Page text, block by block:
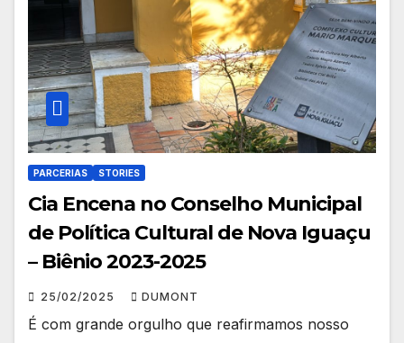
PARCERIAS STORIES
Cia Encena no Conselho Municipal
de Política Cultural de Nova Iguaçu
– Biênio 2023-2025
25/02/2025 DUMONT
É com grande orgulho que reafirmamos nosso